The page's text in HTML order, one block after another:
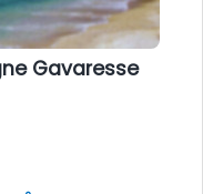
Gavaresse